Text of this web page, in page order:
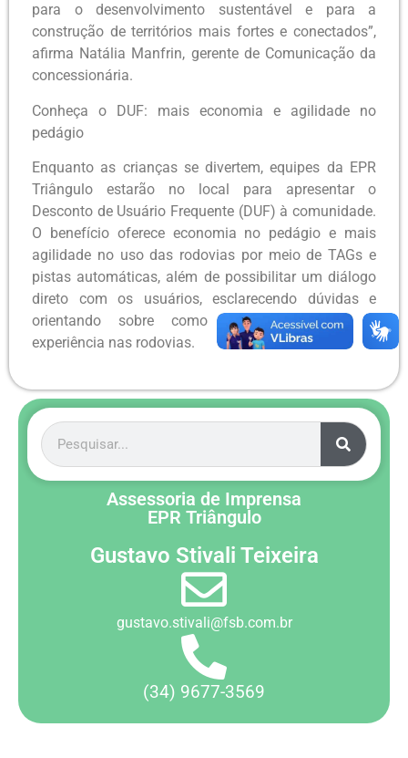
Assessoria de Imprensa
EPR Triângulo
Gustavo Stivali Teixeira
gustavo.stivali@fsb.com.br
(34) 9677-3569
para o desenvolvimento sustentável e para a
construção de territórios mais fortes e conectados”,
afirma Natália Manfrin, gerente de Comunicação da
concessionária.
Conheça o DUF: mais economia e agilidade no
pedágio
Enquanto as crianças se divertem, equipes da EPR
Triângulo estarão no local para apresentar o
Desconto de Usuário Frequente (DUF) à comunidade.
O benefício oferece economia no pedágio e mais
agilidade no uso das rodovias por meio de TAGs e
pistas automáticas, além de possibilitar um diálogo
direto com os usuários, esclarecendo dúvidas e
orientando sobre como aproveitar melhor a
experiência nas rodovias.